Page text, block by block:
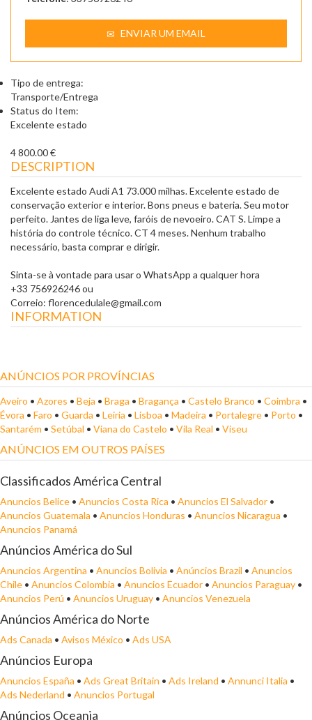
ENVIAR UM EMAIL
Tipo de entrega:
Transporte/Entrega
Status do Item:
Excelente estado
4 800.00 €
DESCRIPTION
Excelente estado Audi A1 73.000 milhas. Excelente estado de
conservação exterior e interior. Bons pneus e bateria. Seu motor
perfeito. Jantes de liga leve, faróis de nevoeiro. CAT S. Limpe a
história do controle técnico. CT 4 meses. Nenhum trabalho
necessário, basta comprar e dirigir.
Sinta-se à vontade para usar o WhatsApp a qualquer hora
+33 756926246 ou
Correio: florencedulale@gmail.com
INFORMATION
ANÚNCIOS POR PROVÍNCIAS
Aveiro • Azores • Beja • Braga • Bragança • Castelo Branco • Coimbra •
Évora • Faro • Guarda • Leiria • Lisboa • Madeira • Portalegre • Porto •
Santarém • Setúbal • Viana do Castelo • Vila Real • Viseu
ANÚNCIOS EM OUTROS PAÍSES
Classificados América Central
Anuncios Belice • Anuncios Costa Rica • Anuncios El Salvador •
Anuncios Guatemala • Anuncios Honduras • Anuncios Nicaragua •
Anuncios Panamá
Anúncios América do Sul
Anuncios Argentina • Anuncios Bolivia • Anúncios Brazil • Anuncios
Chile • Anuncios Colombia • Anuncios Ecuador • Anuncios Paraguay •
Anuncios Perú • Anuncios Uruguay • Anuncios Venezuela
Anúncios América do Norte
Ads Canada • Avisos México • Ads USA
Anúncios Europa
Anuncios España • Ads Great Britain • Ads Ireland • Annunci Italia •
Ads Nederland • Anuncios Portugal
Anúncios Oceania